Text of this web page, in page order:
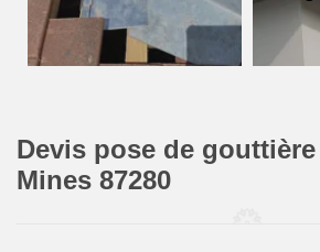
Devis pose de
Mines 87280